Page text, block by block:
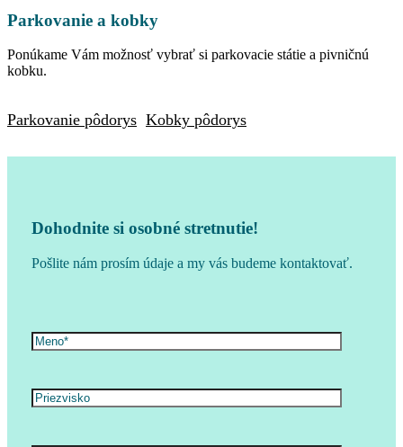
Parkovanie a kobky
Ponúkame Vám možnosť vybrať si parkovacie státie a pivničnú
kobku.
Parkovanie pôdorys Kobky pôdorys
Dohodnite si osobné stretnutie!
Pošlite nám prosím údaje a my vás budeme kontaktovať.